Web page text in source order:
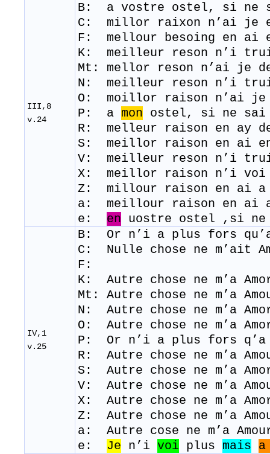
III,8
v.24
B: a vostre ostel, si ne
C: millor raixon n’ai je
F: mellour besoing en ai
K: meilleur reson n’i
Mt: mellor reson n’ai je
N: meilleur reson n’i
O: moillor raison n’ai
P: a mon ostel, si ne
R: ​ melleur raison en ay
S: meillor raison en ai
V: meilleur reson n’i
X: meillor raison n’i
Z: millour raison en ai
a: meillour raison en ai
e: en uostre ostel ,si
IV,1
v.25
B: Or n’i a plus fors
C: Nulle chose ne m’ait
F:
K: Autre chose ne m’a
Mt: Autre chose ne m’a
N: Autre chose ne m’a
O: Autre chose ne m’a
P: Or n’i a plus fors q’a
R: Autre chose ne m’a
S: Autre chose ne m’a
V: Autre chose ne m’a
​X: Autre chose ne m’a
Z: Autre chose ne m’a
a: Autre cose ne m’a
e: Je n’i voi plus mais a